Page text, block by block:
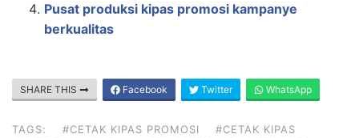
Pusat produksi kipas promosi kampanye
berkualitas
SHARE THIS Facebook Twitter WhatsApp
TAGS: #CETAK KIPAS PROMOSI
#CETAK KIPAS